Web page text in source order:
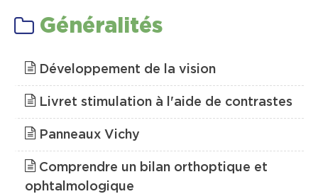
Se documenter
Réseaux
Contact & Accès
Généralités
Développement de la vision
Livret stimulation à l'aide de contrastes
Panneaux Vichy
Comprendre un bilan orthoptique et
ophtalmologique